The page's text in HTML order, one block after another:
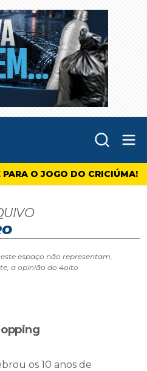
PARA O JOGO DO CRICIÚMA!
espaço não representam,
a opinião do 4oito
os 10 anos de